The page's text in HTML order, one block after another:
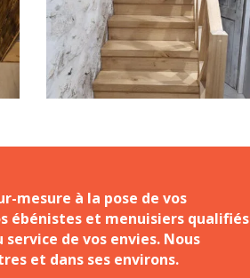
mesure à la pose de vos
ébénistes et menuisiers qualifiés
de vos envies. Nous
et dans ses environs.